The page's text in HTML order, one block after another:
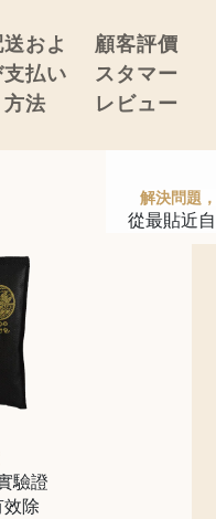
およ
支払い
方法
顧客評價
スタマー
レビュー
解決問題
從最貼近
驗證
除